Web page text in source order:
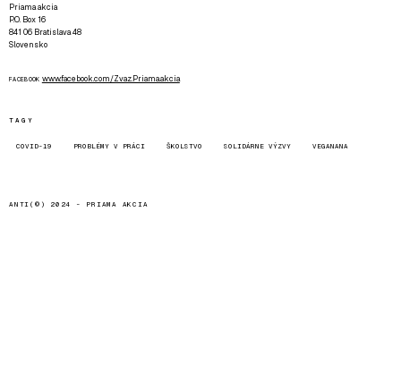
Priama akcia
P.O. Box 16
841 06 Bratislava 48
Slovensko
FACEBOOK www.facebook.com/Zvaz.Priama.akcia
TAGY
COVID-19 PROBLÉMY V PRÁCI ŠKOLSTVO SOLIDÁRNE VÝZVY VEGANANA
ANTI(©) 2024 - PRIAMA AKCIA